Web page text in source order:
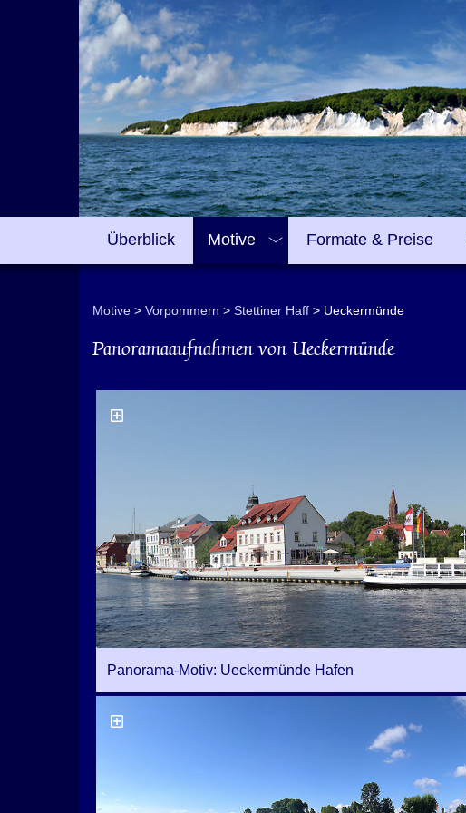
Überblick Motive Formate & Preise
Motive Vorpommern Stettiner Haff Ueckermünde
Panoramaaufnahmen von Ueckermünde
Panorama-Motiv: Ueckermünde Hafen